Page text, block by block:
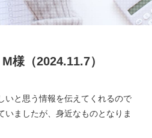
様（2024.11.7）
いと思う情報を伝えてくれるので
いましたが、身近なものとなりま